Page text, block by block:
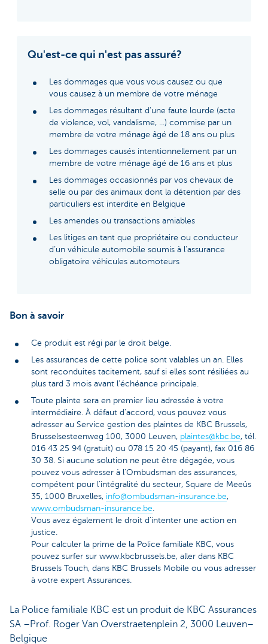
Qu'est-ce qui n'est pas assuré?
Les dommages que vous vous causez ou que
vous causez à un membre de votre ménage
Les dommages résultant d'une faute lourde (acte
de violence, vol, vandalisme, ...) commise par un
membre de votre ménage âgé de 18 ans ou plus
Les dommages causés intentionnellement par un
membre de votre ménage âgé de 16 ans et plus
Les dommages occasionnés par vos chevaux de
selle ou par des animaux dont la détention par des
particuliers est interdite en Belgique
Les amendes ou transactions amiables
Les litiges en tant que propriétaire ou conducteur
d’un véhicule automobile soumis à l’assurance
obligatoire véhicules automoteurs
Bon à savoir
Ce produit est régi par le droit belge.
Les assurances de cette police sont valables un an. Elles
sont reconduites tacitement, sauf si elles sont résiliées au
plus tard 3 mois avant l’échéance principale.
Toute plainte sera en premier lieu adressée à votre
intermédiaire. À défaut d’accord, vous pouvez vous
adresser au Service gestion des plaintes de KBC Brussels,
Brusselsesteenweg 100, 3000 Leuven, plaintes@kbc.be, tél.
016 43 25 94 (gratuit) ou 078 15 20 45 (payant), fax 016 86
30 38. Si aucune solution ne peut être dégagée, vous
pouvez vous adresser à l'Ombudsman des assurances,
compétent pour l'intégralité du secteur, Square de Meeûs
35, 1000 Bruxelles, info@ombudsman-insurance.be,
www.ombudsman-insurance.be.
Vous avez également le droit d'intenter une action en
justice.
Pour calculer la prime de la Police familiale KBC, vous
pouvez surfer sur www.kbcbrussels.be, aller dans KBC
Brussels Touch, dans KBC Brussels Mobile ou vous adresser
à votre expert Assurances.
La Police familiale KBC est un produit de KBC Assurances
SA –Prof. Roger Van Overstraetenplein 2, 3000 Leuven–
Belgique